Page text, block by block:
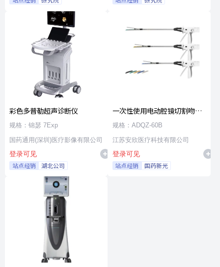
彩色多普勒超声诊断仪
规格：锦瑟 7Exp
国药通用(深圳)医疗影像有限公司
登录可见
站点经销 湖北公司
一次性使用电动腔镜切割吻合
器及组件
规格：ADQZ-60B
江苏安欣医疗科技有限公司
登录可见
站点经销 国药新光